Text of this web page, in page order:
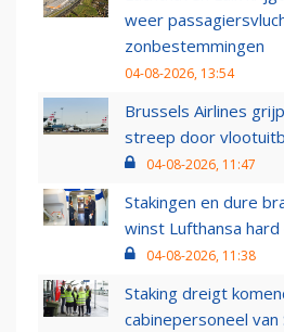
weer
zonbestemmingen
04-08-2026, 13:54
Brussels Airlines
streep door
04-08-2026, 11:47
Stakingen en dure
winst Lufthansa hard
04-08-2026, 11:38
Staking dreigt
cabinepersoneel van